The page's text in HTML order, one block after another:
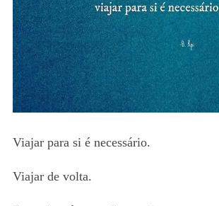
Viajar para si é necessário.
Viajar de volta.